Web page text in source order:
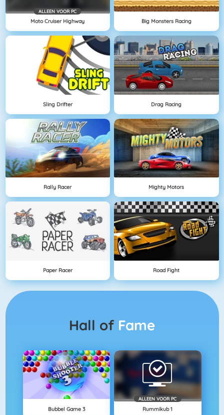
ALLEEN VOOR PC
Moto Cruiser Highway Big Monsters Racing
Sling Drifter Drag Racing
Rally Racer Mighty Motors
Paper Racer Road Fight
Hall of Fame
Bubbel Game 3
ALLEEN VOOR PC
Rummikub 1